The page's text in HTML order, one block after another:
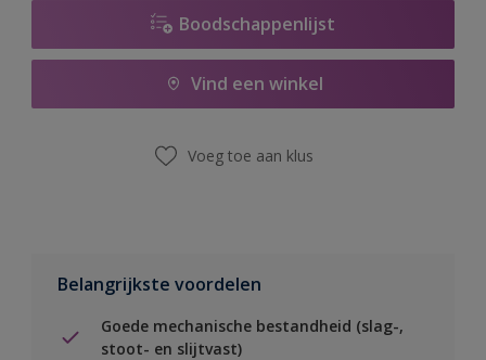
Boodschappenlijst
Vind een winkel
Voeg toe aan klus
Belangrijkste voordelen
Goede mechanische bestandheid (slag-,
stoot- en slijtvast)